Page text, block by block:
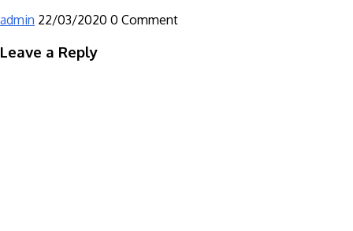
admin 22/03/2020 0 Comment
Leave a Reply